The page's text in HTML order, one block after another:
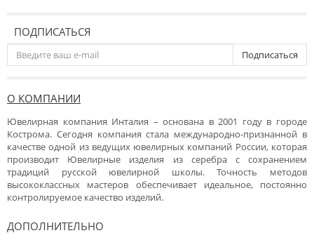
ПОДПИСАТЬСЯ
Подписаться
О КОМПАНИИ
Ювелирная компания Инталия – основана в 2001 году в городе
Кострома. Сегодня компания стала международно-признанной в
качестве одной из ведущих ювелирных компаний России, которая
производит Ювелирные изделия из серебра с сохранением
традиций русской ювелирной школы. Точность методов
высококлассных мастеров обеспечивает идеальное, постоянно
контролируемое качество изделий.
ДОПОЛНИТЕЛЬНО